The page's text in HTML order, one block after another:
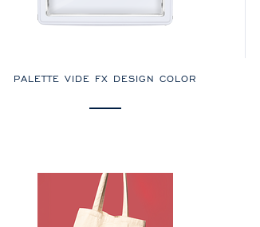
PALETTE VIDE FX DESIGN COLOR